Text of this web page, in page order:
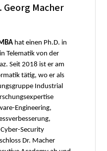
Georg Macher
hat einen Ph.D. in
Telematik von der
Seit 2018 ist er am
tätig, wo er als
Industrial
Engineering,
Security
Dr. Macher